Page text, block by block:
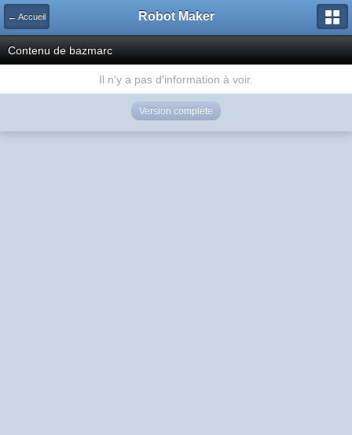
← Accueil Robot Maker
Contenu de bazmarc
Il n'y a pas d'information à voir.
Version complète